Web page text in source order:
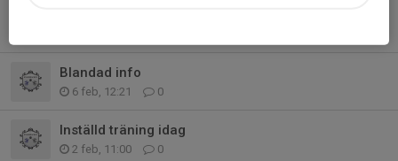
Blandad info
6 feb, 12:21 0
Inställd träning idag
2 feb, 11:00 0